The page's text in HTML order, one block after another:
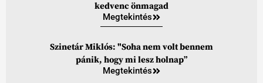
kedvenc önmagad
Megtekintés
Szinetár Miklós: "Soha nem volt bennem
pánik, hogy mi lesz holnap”
Megtekintés